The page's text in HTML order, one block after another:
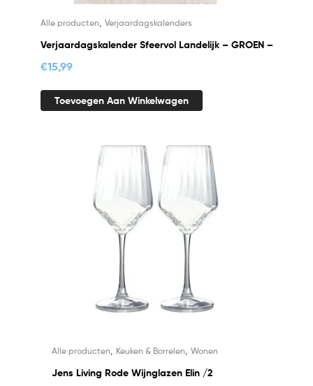
Alle producten Verjaardagskalenders
Verjaardagskalender Sfeervol Landelijk – GROEN –
€15,99
Toevoegen Aan Winkelwagen
Alle producten Keuken & Borrelen Wonen
Jens Living Rode Wijnglazen Elin /2